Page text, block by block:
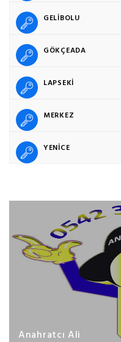
GELİBOLU
GÖKÇEADA
LAPSEKİ
MERKEZ
YENİCE
Anahratcı Ali